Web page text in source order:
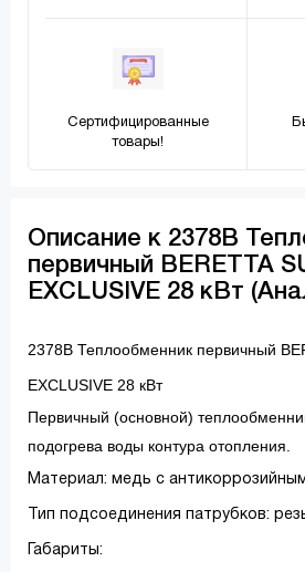
Сертифицированные
товары!
Описание к 2378B
первичный BERETTA
EXCLUSIVE 28 кВт
2378B Теплообменник первичный
EXCLUSIVE 28 кВт
Первичный (основной)
подогрева воды контура отопления.
Материал: медь с
Тип подсоединения патрубков:
Габариты: